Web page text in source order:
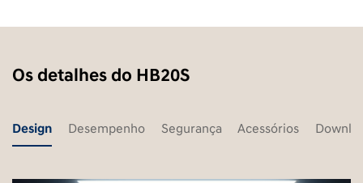
Os detalhes do HB20S
Design Desempenho Segurança Acessórios